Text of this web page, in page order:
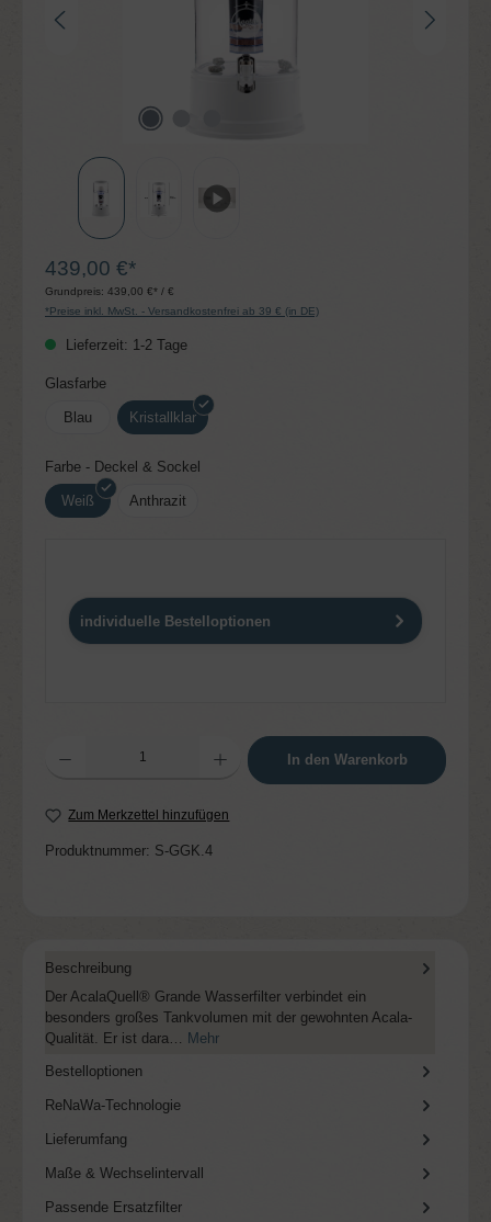
439,00 €*
Grundpreis: 439,00 €* / €
*Preise inkl. MwSt. - Versandkostenfrei ab 39 € (in DE)
Lieferzeit: 1-2 Tage
Glasfarbeauswählen
Blau Kristallklar
Farbe - Deckel & Sockel
Weiß Anthrazit
individuelle Bestelloptionen
Produkt Anzahl: Gib den gewünschten Wert ein oder benutze die Schaltflächen um
In den Warenkorb
Zum Merkzettel hinzufügen
Produktnummer: S-GGK.4
Beschreibung
Der AcalaQuell® Grande Wasserfilter verbindet ein
besonders großes Tankvolumen mit der gewohnten Acala-
Qualität. Er ist dara… Mehr
Bestelloptionen
ReNaWa-Technologie
Lieferumfang
Maße & Wechselintervall
Passende Ersatzfilter